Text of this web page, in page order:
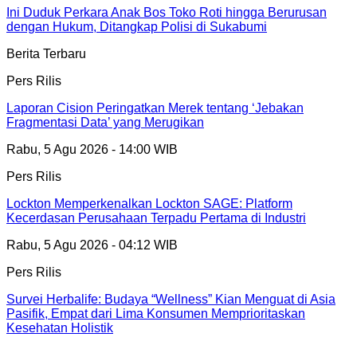
Ini Duduk Perkara Anak Bos Toko Roti hingga Berurusan
dengan Hukum, Ditangkap Polisi di Sukabumi
Berita Terbaru
Pers Rilis
Laporan Cision Peringatkan Merek tentang ‘Jebakan
Fragmentasi Data’ yang Merugikan
Rabu, 5 Agu 2026 - 14:00 WIB
Pers Rilis
Lockton Memperkenalkan Lockton SAGE: Platform
Kecerdasan Perusahaan Terpadu Pertama di Industri
Rabu, 5 Agu 2026 - 04:12 WIB
Pers Rilis
Survei Herbalife: Budaya “Wellness” Kian Menguat di Asia
Pasifik, Empat dari Lima Konsumen Memprioritaskan
Kesehatan Holistik